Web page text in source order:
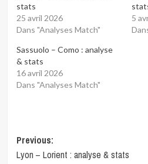
stats
25 avril 2026
Dans "Analyses Match"
5
Sassuolo – Como : analyse
& stats
16 avril 2026
Dans "Analyses Match"
Post
Previous:
Lyon – Lorient : analyse & stats